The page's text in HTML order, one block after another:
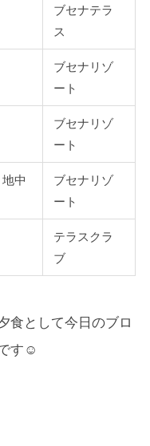
ブセナテラ
ス
ブセナリゾ
ート
ブセナリゾ
ート
中
ブセナリゾ
ート
テラスクラ
ブ
食として今日のブロ
す☺